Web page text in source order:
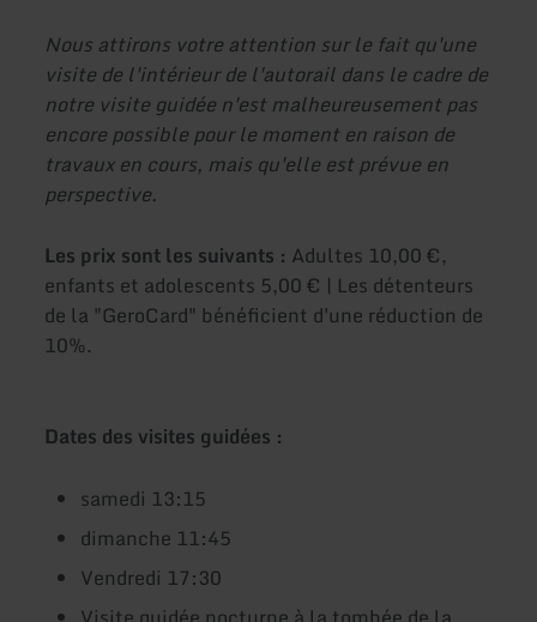
Nous attirons votre attention sur le fait qu'une
visite de l'intérieur de l'autorail dans le cadre de
notre visite guidée n'est malheureusement pas
encore possible pour le moment en raison de
travaux en cours, mais qu'elle est prévue en
perspective.
Les prix sont les suivants : Adultes 10,00 €,
enfants et adolescents 5,00 € | Les détenteurs
de la "GeroCard" bénéficient d'une réduction de
10%.
Dates des visites guidées :
samedi 13:15
dimanche 11:45
Vendredi 17:30